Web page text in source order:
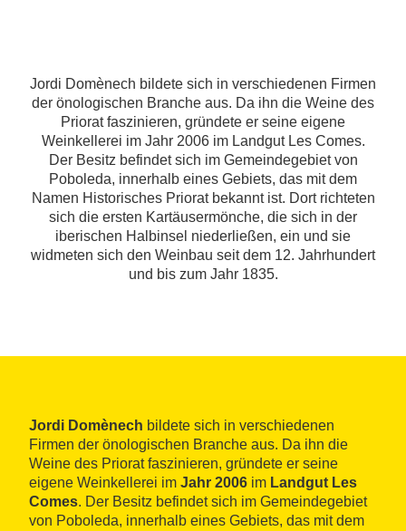
Jordi Domènech bildete sich in verschiedenen Firmen
der önologischen Branche aus. Da ihn die Weine des
Priorat faszinieren, gründete er seine eigene
Weinkellerei im Jahr 2006 im Landgut Les Comes.
Der Besitz befindet sich im Gemeindegebiet von
Poboleda, innerhalb eines Gebiets, das mit dem
Namen Historisches Priorat bekannt ist. Dort richteten
sich die ersten Kartäusermönche, die sich in der
iberischen Halbinsel niederließen, ein und sie
widmeten sich den Weinbau seit dem 12. Jahrhundert
und bis zum Jahr 1835.
Jordi Domènech bildete sich in verschiedenen
Firmen der önologischen Branche aus. Da ihn die
Weine des Priorat faszinieren, gründete er seine
eigene Weinkellerei im Jahr 2006 im Landgut Les
Comes. Der Besitz befindet sich im Gemeindegebiet
von Poboleda, innerhalb eines Gebiets, das mit dem